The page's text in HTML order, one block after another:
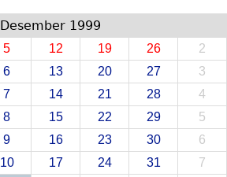
Desember 1999
5 12 19 26 2
6 13 20 27 3
7 14 21 28 4
8 15 22 29 5
9 16 23 30 6
10 17 24 31 7